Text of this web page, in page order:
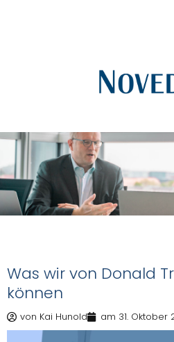
Was wir von Donald
können
von Kai Hunold am 31. Oktober